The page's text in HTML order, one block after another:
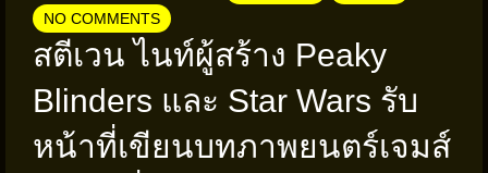
NO COMMENTS
สตีเวน ไนท์ผู้สร้าง Peaky
Blinders และ Star Wars รับ
หน้าที่เขียนบทภาพยนตร์เจมส์